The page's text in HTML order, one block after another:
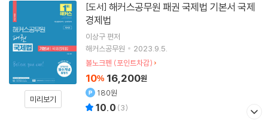
미리보기
[도서]
경제법
이상구 편저
해커스공무원
2023.9.5.
볼노크펜 (포인트차감)
10% 16,200원
180원
10.0 (3)